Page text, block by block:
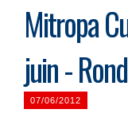
Mitropa
juin -
07/06/2012